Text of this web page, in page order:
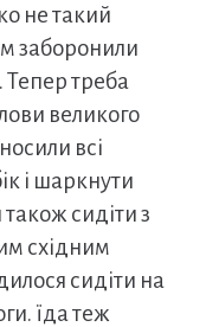
не такий
заборонили
Тепер треба
великого
всі
і шаркнути
сидіти з
східним
сидіти на
їда теж